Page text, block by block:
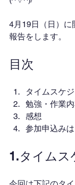
4月19日（日）に
報告をします。
目次
タイムスケ
勉強・作業
感想
参加申込みは
1.タイムス